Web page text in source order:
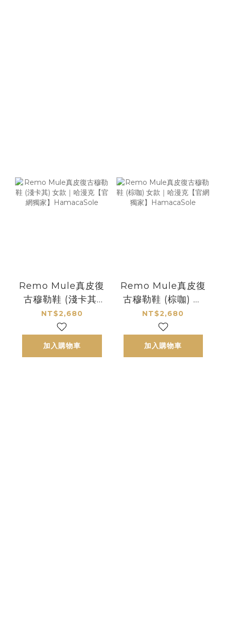
Remo Mule真皮復
古穆勒鞋 (淺卡其)
女款｜哈漫克【官
網獨家】
HamacaSole
NT$2,680
加入購物車
Remo Mule真皮復
古穆勒鞋 (棕咖) 女
款｜哈漫克【官網
獨家】
HamacaSole
NT$2,680
加入購物車